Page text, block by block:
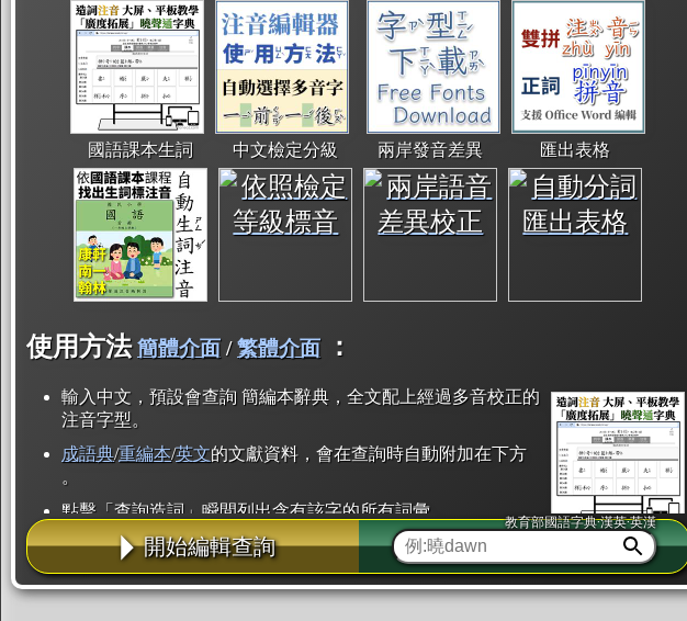
國語課本生詞 中文檢定分級 兩岸發音差異 匯出表格
使用方法 簡體介面/繁體介面 ：
輸入中文，預設會查詢 簡編本辭典，全文配上經過多音校正的
注音字型。
成語典/重編本/英文的文獻資料，會在查詢時自動附加在下方
。
點擊「查詢造詞」瞬間列出含有該字的所有詞彙。
點「部首」瞬間列出所有「同部首字」。也支援查詢「同注音」或「同筆畫」。
辭典解釋的全文都經過自動斷詞，點擊便可瞬間「連續查詢」此字詞的解釋，不
用手動重複輸入。
開始編輯查詢
教育部國語字典·漢英·英漢